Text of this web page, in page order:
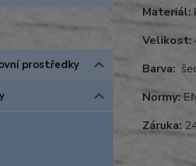
prostředky
Materiál:
Velikost:
Barva:
Normy:
Záruka: